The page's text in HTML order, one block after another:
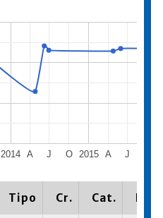
2014 2015
A J O A J
Tipo Cr. Cat.